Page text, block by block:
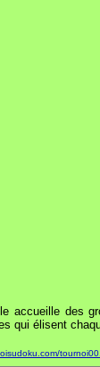
accueille des
qui élisent